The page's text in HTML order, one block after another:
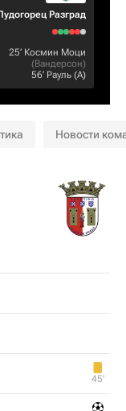
Разград
25‎’‎ Космин Моци
(Вандерсон)
56‎’‎ Рауль (А)
Новости
45‎’‎